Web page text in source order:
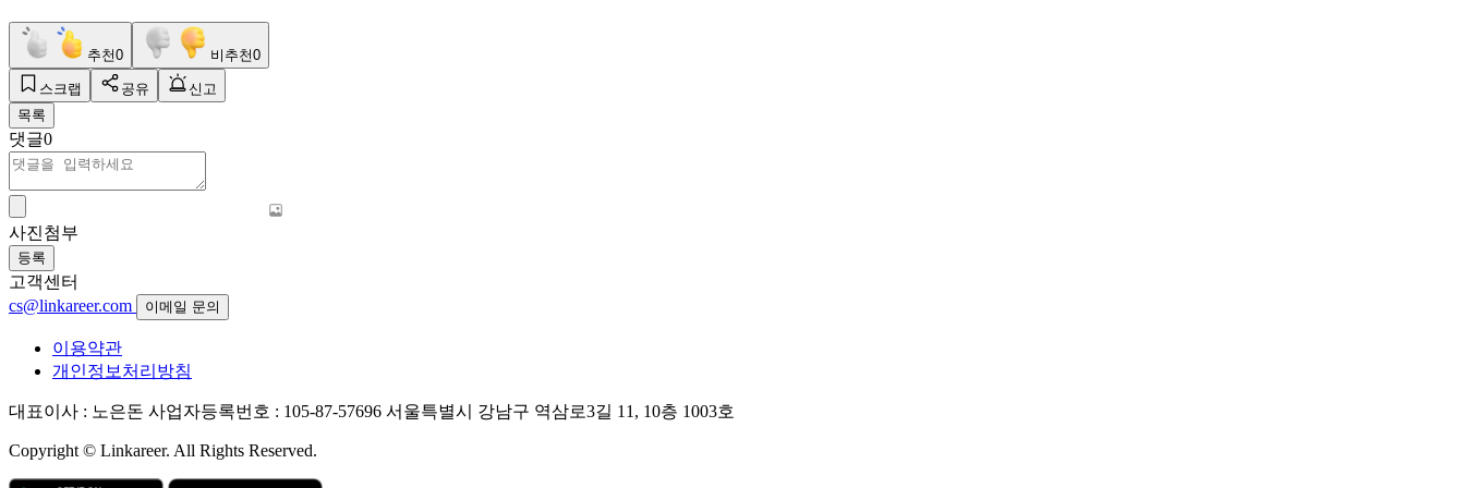
추천0 비추천0
스크랩 공유
신고
목록
댓글0
사진첨부
등록
고객센터
cs@linkareer.com
이메일 문의
이용약관
개인정보처리방침
대표이사 : 노은돈 사업자등록번호 : 105-87-57696 서울특별시 강남구 역삼로3길 11, 10층 1003호
Copyright © Linkareer. All Rights Reserved.